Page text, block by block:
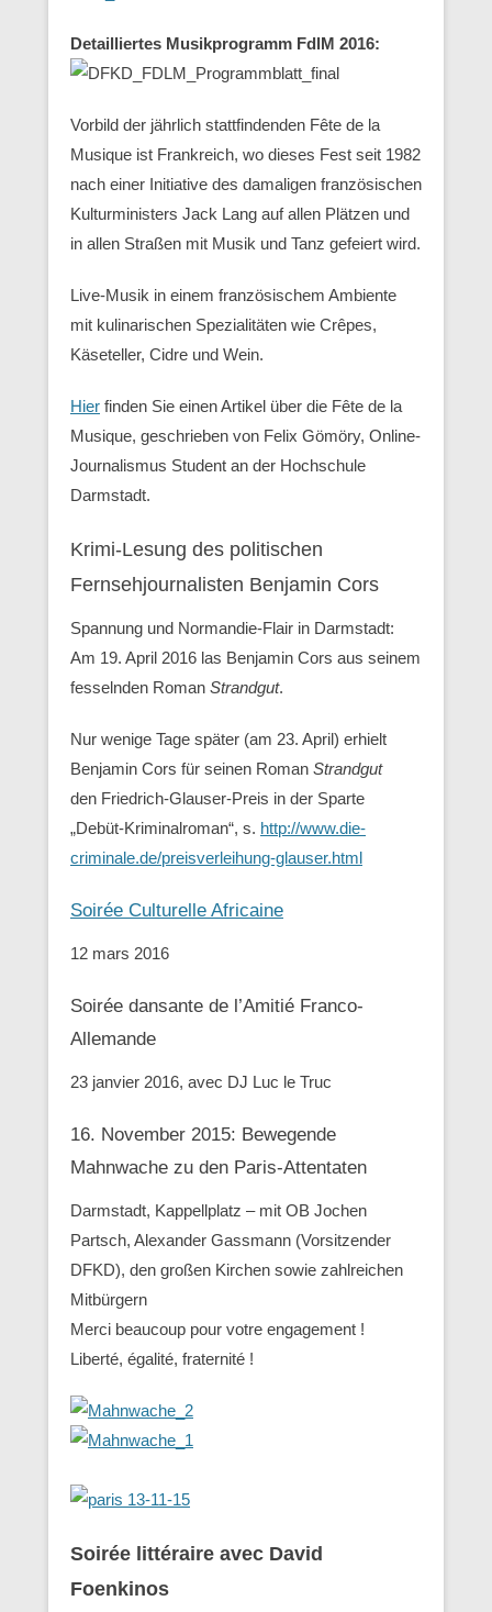
Detailliertes Musikprogramm FdlM 2016:
Vorbild der jährlich stattfindenden Fête de la
Musique ist Frankreich, wo dieses Fest seit 1982
nach einer Initiative des damaligen französischen
Kulturministers Jack Lang auf allen Plätzen und
in allen Straßen mit Musik und Tanz gefeiert wird.
Live-Musik in einem französischem Ambiente
mit kulinarischen Spezialitäten wie Crêpes,
Käseteller, Cidre und Wein.
Hier finden Sie einen Artikel über die Fête de la
Musique, geschrieben von Felix Gömöry, Online-
Journalismus Student an der Hochschule
Darmstadt.
Krimi-Lesung des politischen
Fernsehjournalisten Benjamin Cors
Spannung und Normandie-Flair in Darmstadt:
Am 19. April 2016 las Benjamin Cors aus seinem
fesselnden Roman Strandgut.
Nur wenige Tage später (am 23. April) erhielt
Benjamin Cors für seinen Roman Strandgut
den Friedrich-Glauser-Preis in der Sparte
„Debüt-Kriminalroman“, s. http://www.die-
criminale.de/preisverleihung-glauser.html
Soirée Culturelle Africaine
12 mars 2016
Soirée dansante de l’Amitié Franco-
Allemande
23 janvier 2016, avec DJ Luc le Truc
16. November 2015: Bewegende
Mahnwache zu den ‪Paris-Attentaten
Darmstadt, Kappellplatz – mit OB Jochen
Partsch, Alexander Gassmann (Vorsitzender
‪‎DFKD), den großen Kirchen sowie zahlreichen
Mitbürgern
Merci beaucoup pour votre engagement !
Liberté, égalité, fraternité !
Soirée littéraire avec David
Foenkinos